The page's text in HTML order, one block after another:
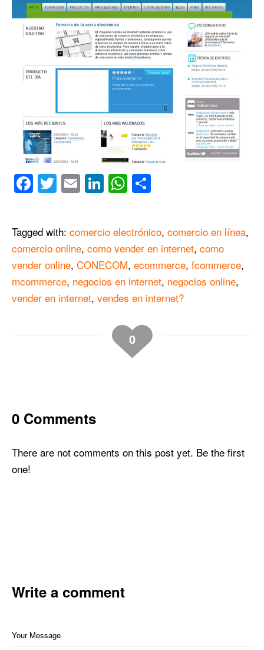
Facebook
Twitter
EmailLinkedIn
WhatsApp
Tagged with: comercio electrónico, comercio en línea,
comercio online, como vender en internet, como
vender online, CONECOM, ecommerce, fcommerce,
mcommerce, negocios en internet, negocios online,
vender en internet, vendes en internet?
0
0 Comments
There are not comments on this post yet. Be the first
one!
Write a comment
Your Message